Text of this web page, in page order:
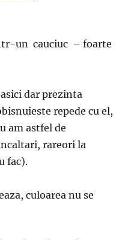
un cauciuc – foarte
dar prezinta
repede cu el,
am astfel de
rareori la
fac).
culoarea nu se